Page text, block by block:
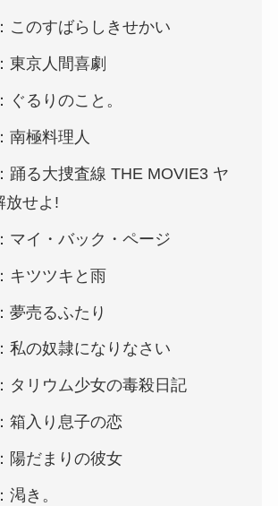
このすばらしきせかい
東京人間喜劇
ぐるりのこと。
南極料理人
踊る大捜査線 THE MOVIE3 ヤ
放せよ!
マイ・バック・ページ
キツツキと雨
夢売るふたり
私の奴隷になりなさい
タリウム少女の毒殺日記
箱入り息子の恋
陽だまりの彼女
渇き。